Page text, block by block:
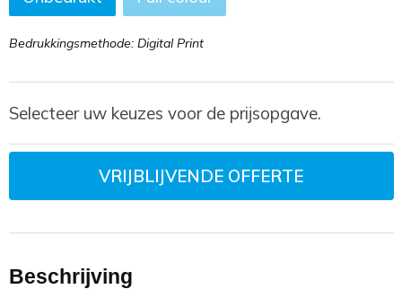
Bedrukkingsmethode: Digital Print
Selecteer uw keuzes voor de prijsopgave.
VRIJBLIJVENDE OFFERTE
Beschrijving